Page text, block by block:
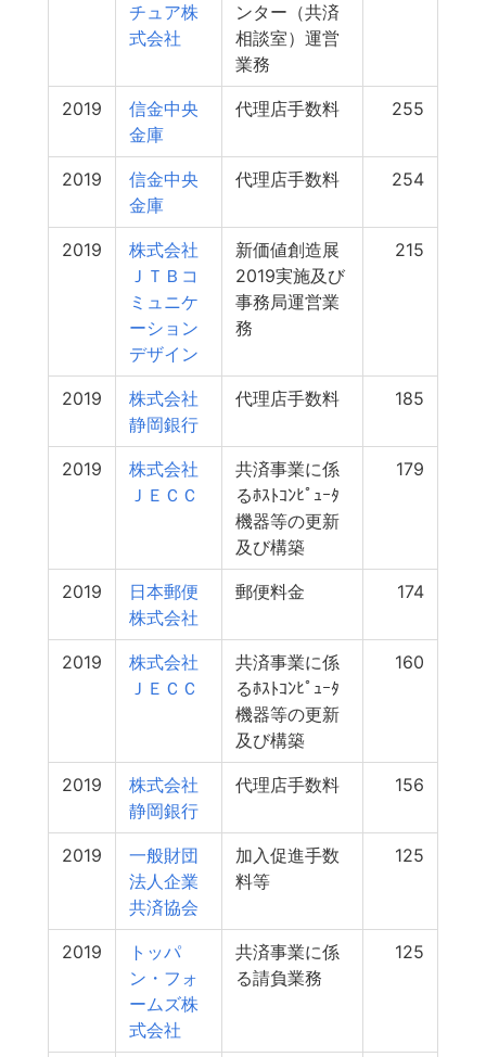
チュア株
式会社
ンター（共済
相談室）運営
業務
2019
信金中央
金庫
代理店手数料 255
2019
信金中央
金庫
代理店手数料 254
2019
株式会社
ＪＴＢコ
ミュニケ
ーション
デザイン
新価値創造展
2019実施及び
事務局運営業
務
215
2019
株式会社
静岡銀行
代理店手数料 185
2019
株式会社
ＪＥＣＣ
共済事業に係
るﾎｽﾄｺﾝﾋﾟｭｰﾀ
機器等の更新
及び構築
179
2019
日本郵便
株式会社
郵便料金 174
2019
株式会社
ＪＥＣＣ
共済事業に係
るﾎｽﾄｺﾝﾋﾟｭｰﾀ
機器等の更新
及び構築
160
2019
株式会社
静岡銀行
代理店手数料 156
2019
一般財団
法人企業
共済協会
加入促進手数
料等
125
2019
トッパ
ン・フォ
ームズ株
式会社
共済事業に係
る請負業務
125